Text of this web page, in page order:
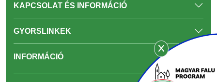
KAPCSOLAT ÉS INFORMÁCIÓ
GYORSLINKEK
INFORMÁCIÓ